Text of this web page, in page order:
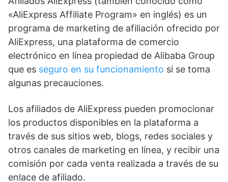
«AliExpress Affiliate Program» en inglés) es un
programa de marketing de afiliación ofrecido por
AliExpress, una plataforma de comercio
electrónico en línea propiedad de Alibaba Group
que es seguro en su funcionamiento si se toma
algunas precauciones.
Los afiliados de AliExpress pueden promocionar
los productos disponibles en la plataforma a
través de sus sitios web, blogs, redes sociales y
otros canales de marketing en línea, y recibir una
comisión por cada venta realizada a través de su
enlace de afiliado.